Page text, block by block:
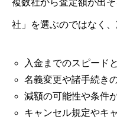
複数社から査定額が出
社」を選ぶのではなく
入金までのスピード
名義変更や諸手続き
減額の可能性や条件
キャンセル規定やキ